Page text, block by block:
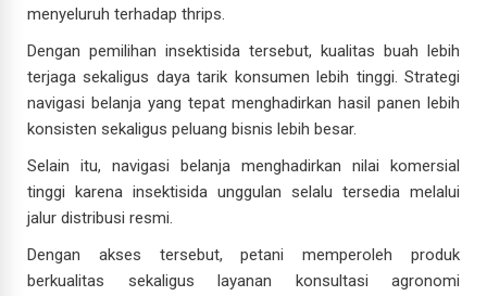
menyeluruh terhadap thrips.
Dengan pemilihan insektisida tersebut, kualitas buah lebih
terjaga sekaligus daya tarik konsumen lebih tinggi. Strategi
navigasi belanja yang tepat menghadirkan hasil panen lebih
konsisten sekaligus peluang bisnis lebih besar.
Selain itu, navigasi belanja menghadirkan nilai komersial
tinggi karena insektisida unggulan selalu tersedia melalui
jalur distribusi resmi.
Dengan akses tersebut, petani memperoleh produk
berkualitas sekaligus layanan konsultasi agronomi